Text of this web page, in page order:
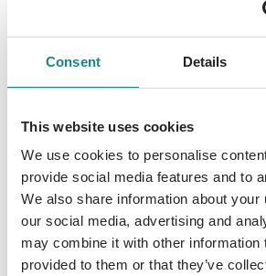
Consent Details
This website uses cookies
We use cookies to personalise
provide social media features and to
We also share information about your
our social media, advertising and
may combine it with other information
provided to them or that they’ve
Schweitzer wird eine Stadt
Abenteuers. Während
eigenen Herkunft stellen – und
entscheidet. Ein Fantasy-
Spannung, Rätsel und
Wendungen. Tauche ein in
Mythen real werden!